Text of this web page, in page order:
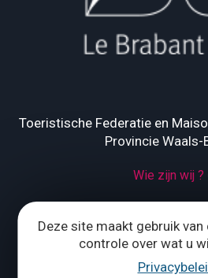
Deze site maakt gebruik
controle over wat u
Toeristische Federatie en
Provincie Waals-
Wie zijn wij ?
Tél. +32 (0) 10